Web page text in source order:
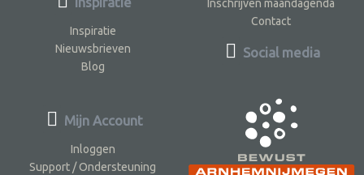
Inspiratie
Nieuwsbrieven
Blog
Inschrijven maandagenda
Contact
Social media
Mijn Account
Inloggen
Support / Ondersteuning